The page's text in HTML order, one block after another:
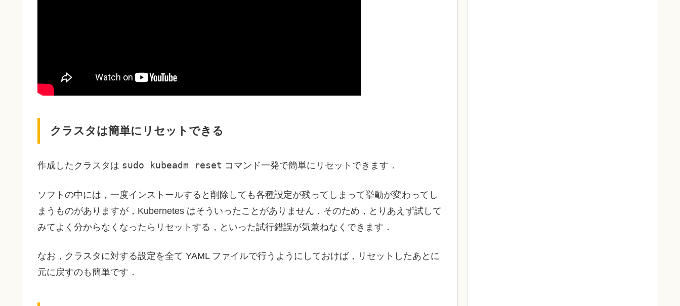
クラスタは簡単にリセットできる
作成したクラスタは sudo kubeadm reset コマンド一発で簡単にリセットできます．
ソフトの中には，一度インストールすると削除しても各種設定が残ってしまって挙動が変わってし
まうものがありますが，Kubernetes はそういったことがありません．そのため，とりあえず試して
みてよく分からなくなったらリセットする，といった試行錯誤が気兼ねなくできます．
なお，クラスタに対する設定を全て YAML ファイルで行うようにしておけば，リセットしたあとに
元に戻すのも簡単です．